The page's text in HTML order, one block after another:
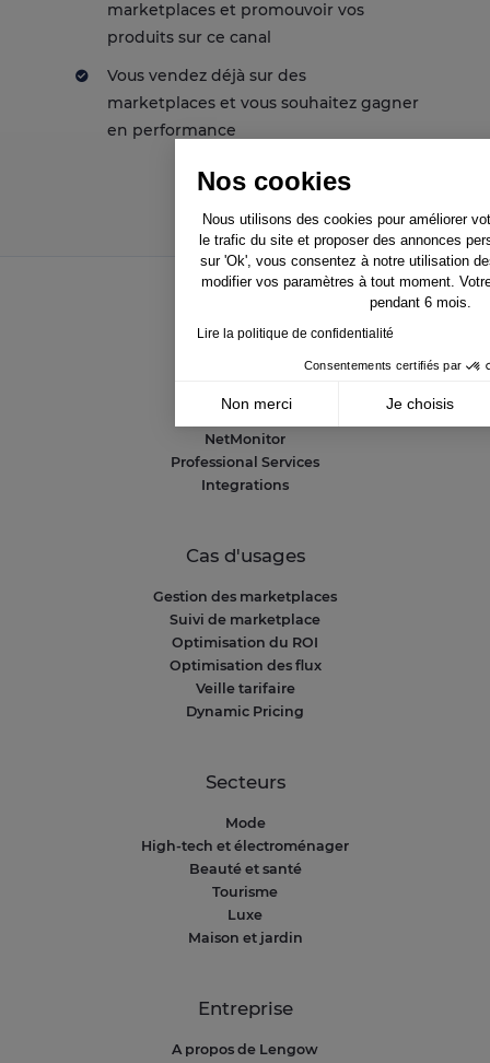
Nos cookies
Nous utilisons des cookies pour améliorer
le trafic du site et proposer des annonces
sur 'Ok', vous consentez à notre utilisation
modifier vos paramètres à tout moment.
pendant 6 mois.
Lire la politique de confidentialité
Consentements certifiés par
Non merci
Je choisis
Axeptio consent
Plateforme de Gestion du Consentement :
Notre plateforme vous permet d'adapter et
marketplaces et promouvoir vos
produits sur ce canal
Vous vendez déjà sur des
marketplaces et vous souhaitez gagner
en performance
Solutions
NetMonitor
Professional Services
Integrations
Cas d'usages
Gestion des marketplaces
Suivi de marketplace
Optimisation du ROI
Optimisation des flux
Veille tarifaire
Dynamic Pricing
Secteurs
Mode
High-tech et électroménager
Beauté et santé
Tourisme
Luxe
Maison et jardin
Entreprise
A propos de Lengow